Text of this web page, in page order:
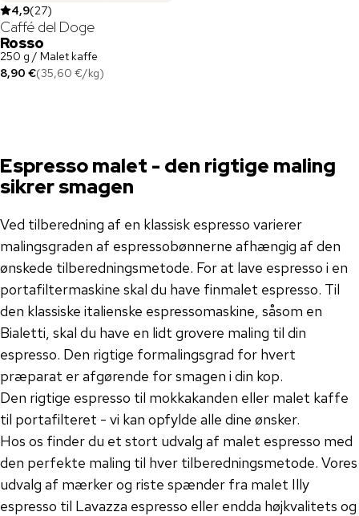
4,9(27)
Caffé del Doge
Rosso
250 g / Malet kaffe
8,90 €(35,60 €/kg)
Espresso malet - den rigtige maling
sikrer smagen
Ved tilberedning af en klassisk espresso varierer
malingsgraden af ​​espressobønnerne afhængig af den
ønskede tilberedningsmetode. For at lave espresso i en
portafiltermaskine skal du have finmalet espresso. Til
den klassiske italienske espressomaskine, såsom en
Bialetti, skal du have en lidt grovere maling til din
espresso. Den rigtige formalingsgrad for hvert
præparat er afgørende for smagen i din kop.
Den rigtige espresso til mokkakanden eller malet kaffe
til portafilteret - vi kan opfylde alle dine ønsker.
Hos os finder du et stort udvalg af malet espresso med
den perfekte maling til hver tilberedningsmetode. Vores
udvalg af mærker og riste spænder fra malet Illy
espresso til Lavazza espresso eller endda højkvalitets og